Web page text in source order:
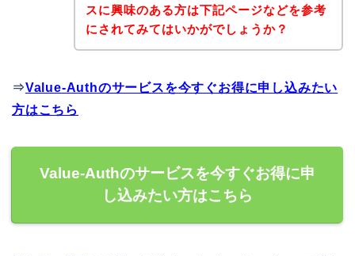
スに興味のある方は下記ページなどを参考
にされてみてはいかがでしょうか？
⇒Value-Authのサービスを今すぐお得に申し込みたい
方はこちら
Value-Authのサービスを今すぐお得に申
し込みたい方はこちら